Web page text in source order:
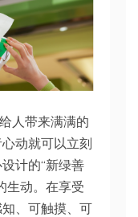
人带来满满的
动就可以立刻
计的“新绿善
生动。在享受
、可触摸、可